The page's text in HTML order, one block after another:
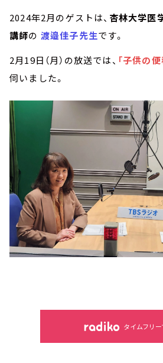
2024年2月のゲストは、 杏林大学医
講師の 渡邉佳子先生です。
2月19日（月）の放送では、 「子供の
伺いました。
タイムフリー